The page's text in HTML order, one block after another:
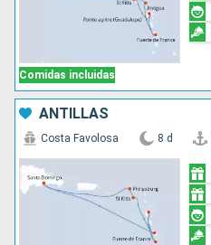
Comidas incluidas
ANTILLAS
Costa Favolosa 8 d